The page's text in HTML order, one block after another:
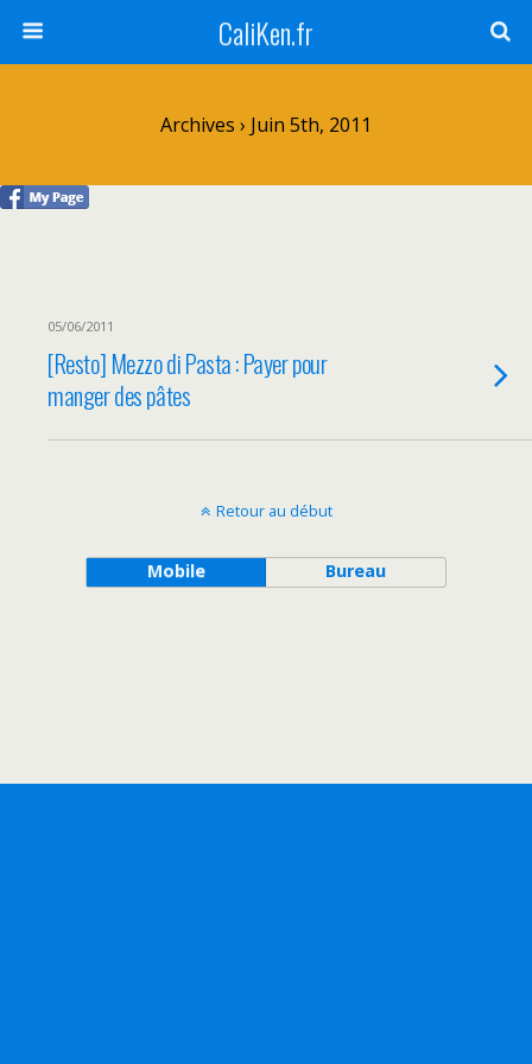
CaliKen.fr
Archives › Juin 5th, 2011
05/06/2011
[Resto] Mezzo di Pasta : Payer pour
manger des pâtes
Retour au début
Mobile Bureau